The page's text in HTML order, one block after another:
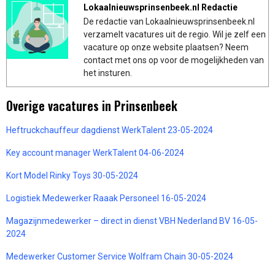
Lokaalnieuwsprinsenbeek.nl Redactie
De redactie van Lokaalnieuwsprinsenbeek.nl
verzamelt vacatures uit de regio. Wil je zelf een
vacature op onze website plaatsen? Neem
contact met ons op voor de mogelijkheden van
het insturen.
Overige vacatures in Prinsenbeek
Heftruckchauffeur dagdienst WerkTalent 23-05-2024
Key account manager WerkTalent 04-06-2024
Kort Model Rinky Toys 30-05-2024
Logistiek Medewerker Raaak Personeel 16-05-2024
Magazijnmedewerker – direct in dienst VBH Nederland BV 16-05-
2024
Medewerker Customer Service Wolfram Chain 30-05-2024